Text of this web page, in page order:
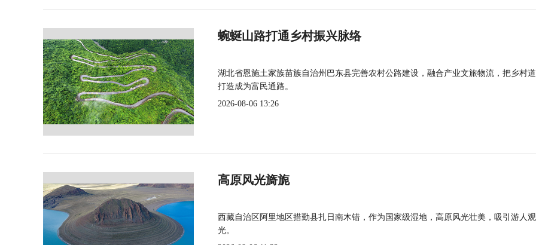
蜿蜒山路打通乡村振兴脉络
湖北省恩施土家族苗族自治州巴东县完善农村公路建设，融合产业文旅物流，把乡村
打造成为富民通路。
2026-08-06 13:26
高原风光旖旎
西藏自治区阿里地区措勤县扎日南木错，作为国家级湿地，高原风光壮美，吸引游人观
光。